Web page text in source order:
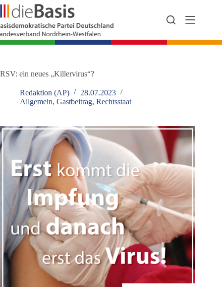
Zum
Inhalt
springen
RSV: ein neues „Killervirus“?
Redaktion (AP)
28.07.2023
Allgemein, Gastbeitrag, Rechtsstaat